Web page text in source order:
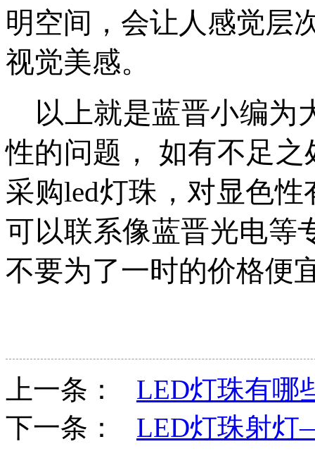
明空间，会让人感觉层
视觉美感。
以上就是蓝晋小编为
性的问题， 如有不足
采购led灯珠，对显色
可以联系像蓝晋光电等
不要为了一时的价格便
上一条： LED灯珠有哪
下一条： LED灯珠射灯